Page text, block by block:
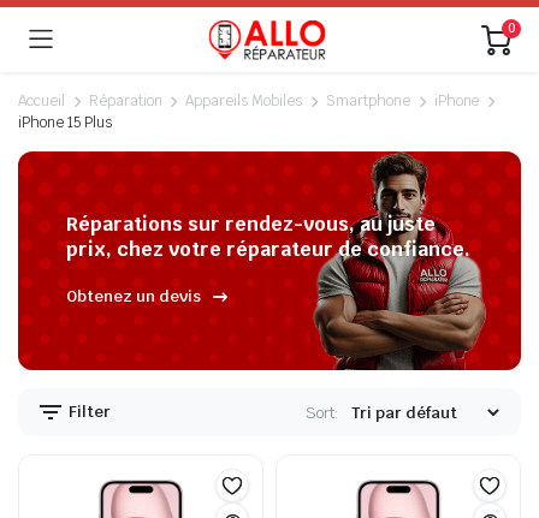
0
Accueil Réparation Appareils Mobiles Smartphone
iPhone
iPhone 15 Plus
Réparations sur rendez-vous, au juste
prix, chez votre réparateur de confiance.
Obtenez un devis
Filter Sort: